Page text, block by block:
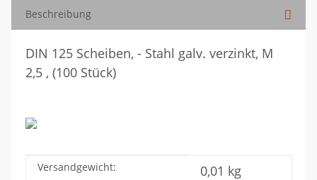
Beschreibung
DIN 125 Scheiben, - Stahl galv. verzinkt, M
2,5 , (100 Stück)
Produkteigenschaft
Wert
Versandgewicht: 0,01 kg